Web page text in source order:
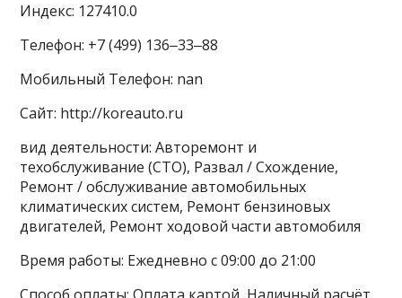
Индекс: 127410.0
Телефон: +7 (499) 136‒33‒88
Мобильный Телефон: nan
Сайт: http://koreauto.ru
вид деятельности: Авторемонт и
техобслуживание (СТО), Развал / Схождение,
Ремонт / обслуживание автомобильных
климатических систем, Ремонт бензиновых
двигателей, Ремонт ходовой части автомобиля
Время работы: Ежедневно с 09:00 до 21:00